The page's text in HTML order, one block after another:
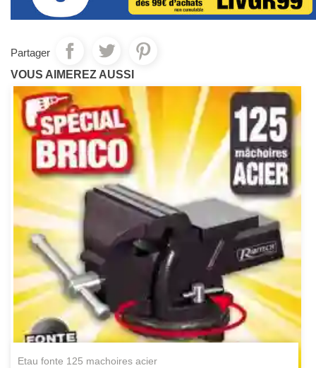
Partager
VOUS AIMEREZ AUSSI
etau fonte 125 machoires acier